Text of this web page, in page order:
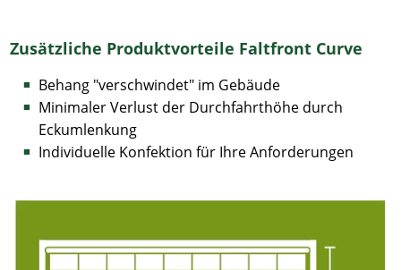
Zusätzliche Produktvorteile Faltfront Curve
Behang "verschwindet" im Gebäude
Minimaler Verlust der Durchfahrthöhe durch
Eckumlenkung
Individuelle Konfektion für Ihre Anforderungen